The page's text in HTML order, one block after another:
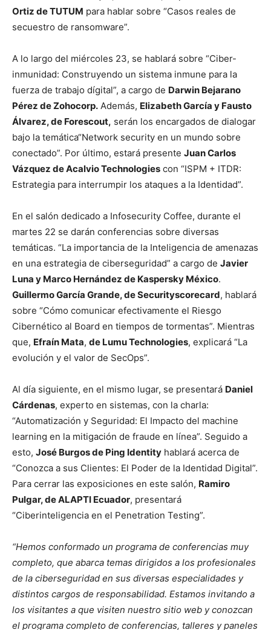
Ortiz de TUTUM para hablar sobre “Casos reales de
secuestro de ransomware”.
A lo largo del miércoles 23, se hablará sobre “Ciber-
inmunidad: Construyendo un sistema inmune para la
fuerza de trabajo dígital”, a cargo de Darwin Bejarano
Pérez de Zohocorp. Además, Elizabeth García y Fausto
Álvarez, de Forescout, serán los encargados de dialogar
bajo la temática“Network security en un mundo sobre
conectado”. Por último, estará presente Juan Carlos
Vázquez de Acalvio Technologies con “ISPM + ITDR:
Estrategia para interrumpir los ataques a la Identidad”.
En el salón dedicado a Infosecurity Coffee, durante el
martes 22 se darán conferencias sobre diversas
temáticas. “La importancia de la Inteligencia de amenazas
en una estrategia de ciberseguridad” a cargo de Javier
Luna y Marco Hernández de Kaspersky México.
Guillermo García Grande, de Securityscorecard, hablará
sobre “Cómo comunicar efectivamente el Riesgo
Cibernético al Board en tiempos de tormentas”. Mientras
que, Efraín Mata, de Lumu Technologies, explicará “La
evolución y el valor de SecOps”.
Al día siguiente, en el mismo lugar, se presentará Daniel
Cárdenas, experto en sistemas, con la charla:
“Automatización y Seguridad: El Impacto del machine
learning en la mitigación de fraude en línea”. Seguido a
esto, José Burgos de Ping Identity hablará acerca de
“Conozca a sus Clientes: El Poder de la Identidad Digital”.
Para cerrar las exposiciones en este salón, Ramiro
Pulgar, de ALAPTI Ecuador, presentará
“Ciberinteligencia en el Penetration Testing”.
“Hemos conformado un programa de conferencias muy
completo, que abarca temas dirigidos a los profesionales
de la ciberseguridad en sus diversas especialidades y
distintos cargos de responsabilidad. Estamos invitando a
los visitantes a que visiten nuestro sitio web y conozcan
el programa completo de conferencias, talleres y paneles